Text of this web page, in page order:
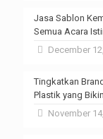
Jasa Sablon
Semua Acara
December
Tingkatkan
Plastik yang
November